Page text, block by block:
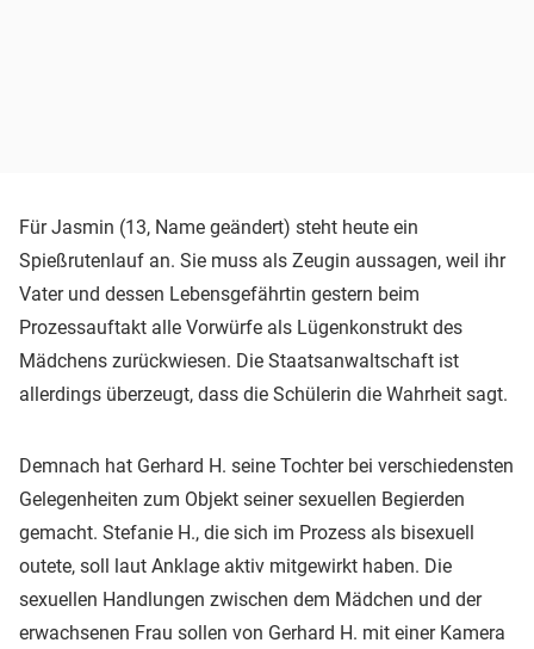
Für Jasmin (13, Name geändert) steht heute ein
Spießrutenlauf an. Sie muss als Zeugin aussagen, weil ihr
Vater und dessen Lebensgefährtin gestern beim
Prozessauftakt alle Vorwürfe als Lügenkonstrukt des
Mädchens zurückwiesen. Die Staatsanwaltschaft ist
allerdings überzeugt, dass die Schülerin die Wahrheit sagt.
Demnach hat Gerhard H. seine Tochter bei verschiedensten
Gelegenheiten zum Objekt seiner sexuellen Begierden
gemacht. Stefanie H., die sich im Prozess als bisexuell
outete, soll laut Anklage aktiv mitgewirkt haben. Die
sexuellen Handlungen zwischen dem Mädchen und der
erwachsenen Frau sollen von Gerhard H. mit einer Kamera